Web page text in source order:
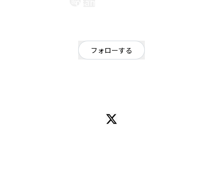
フォローする
旅が好きで、様々な国を歩いてはその風土や文化、自然から